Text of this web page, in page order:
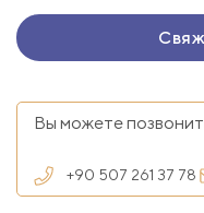
Вы можете
+90 507 261 37 78